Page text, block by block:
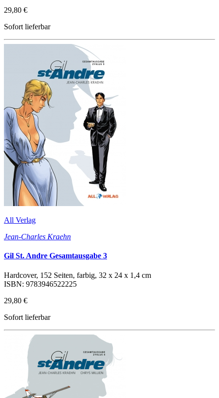
29,80 €
Sofort lieferbar
All Verlag
Jean-Charles Kraehn
Gil St. Andre Gesamtausgabe 3
Hardcover, 152 Seiten, farbig, 32 x 24 x 1,4 cm
ISBN: 9783946522225
29,80 €
Sofort lieferbar